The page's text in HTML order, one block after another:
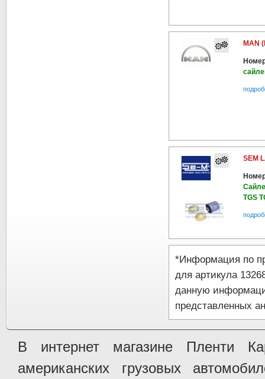
MAN
SEM
TGS
*Информация по
для артикула
данную
представленных
В интернет магазине Пленти
американских грузовых